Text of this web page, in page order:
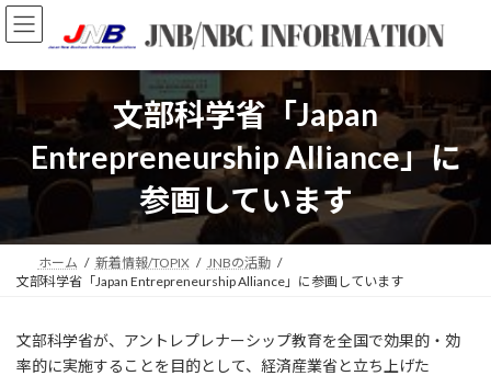
コ
ン
ン
キ
ッ
ナ
ビ
ー
に
移
文部科学省「Japan
Entrepreneurship Alliance」に
参画しています
ホーム 新着情報/TOPIX
JNBの活動
文部科学省「Japan Entrepreneurship Alliance」に参画しています
文部科学省が、アントレプレナーシップ教育を全国で効果的・効
率的に実施することを目的として、経済産業省と立ち上げた